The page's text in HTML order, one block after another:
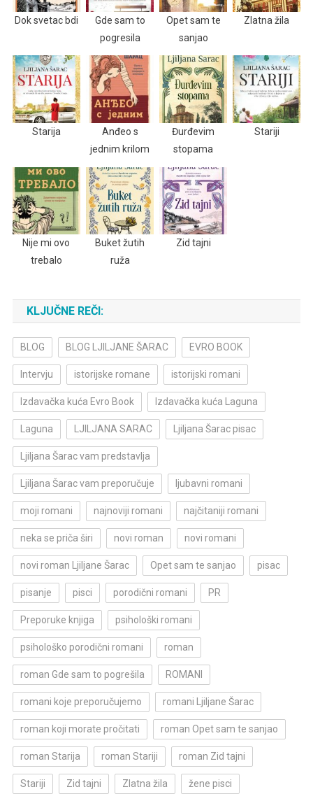
Dok svetac bdi
Gde sam to
pogresila
Opet sam te
sanjao
Zlatna žila
Starija
Anđeo s
jednim krilom
Đurđevim
stopama
Stariji
Nije mi ovo
trebalo
Buket žutih
ruža
Zid tajni
KLJUČNE REČI:
BLOG BLOG LJILJANE ŠARAC EVRO BOOK
Intervju istorijske romane istorijski romani
Izdavačka kuća Evro Book Izdavačka kuća Laguna
Laguna LJILJANA SARAC Ljiljana Šarac pisac
Ljiljana Šarac vam predstavlja
Ljiljana Šarac vam preporučuje ljubavni romani
moji romani najnoviji romani najčitaniji romani
neka se priča širi novi roman novi romani
novi roman Ljiljane Šarac Opet sam te sanjao pisac
pisanje pisci porodični romani PR
Preporuke knjiga psihološki romani
psihološko porodični romani roman
roman Gde sam to pogrešila ROMANI
romani koje preporučujemo romani Ljiljane Šarac
roman koji morate pročitati roman Opet sam te sanjao
roman Starija roman Stariji roman Zid tajni
Stariji Zid tajni Zlatna žila žene pisci